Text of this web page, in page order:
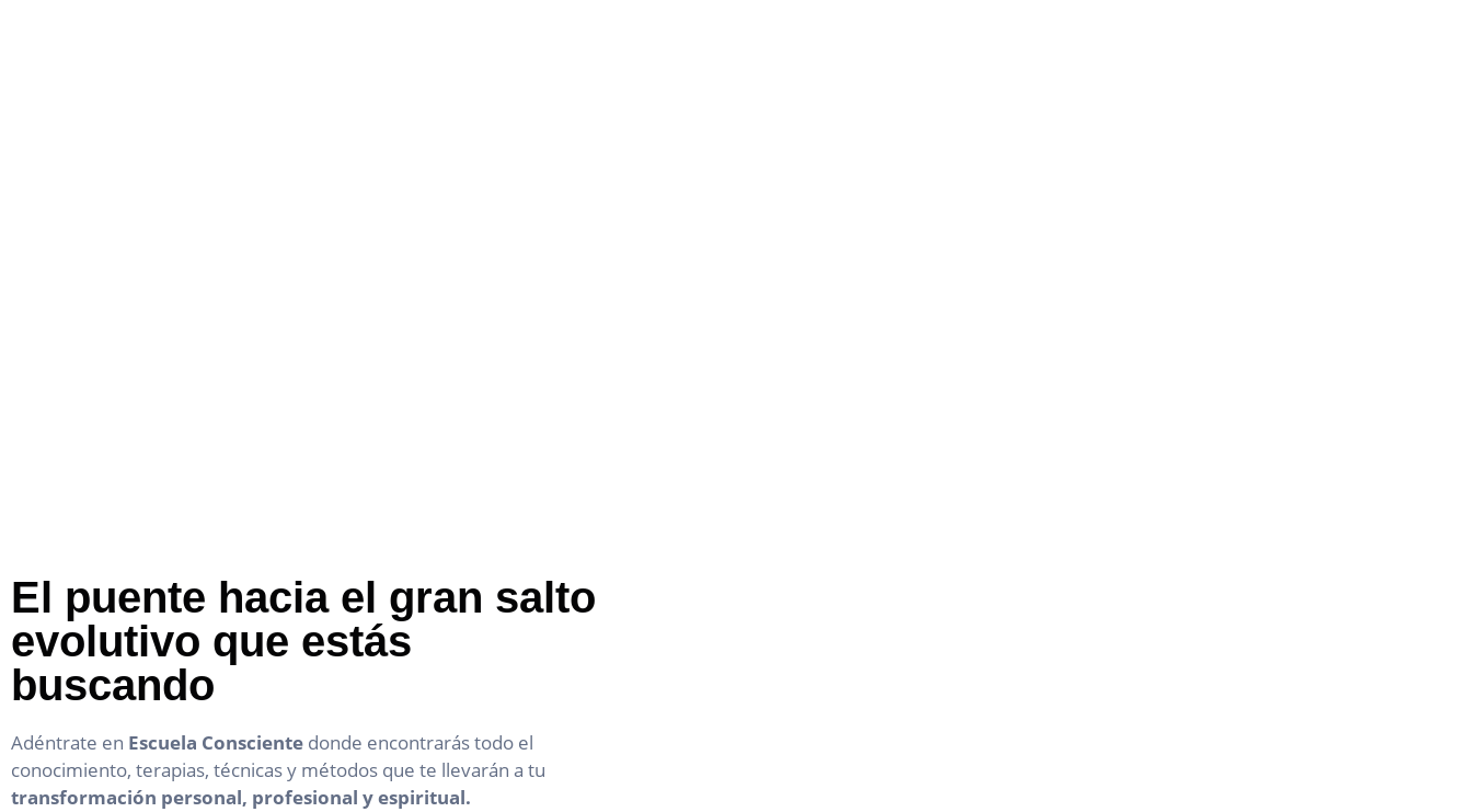
El puente hacia el gran salto
evolutivo que estás
buscando
Adéntrate en Escuela Consciente donde encontrarás todo el
conocimiento, terapias, técnicas y métodos que te llevarán a tu
transformación personal, profesional y espiritual.